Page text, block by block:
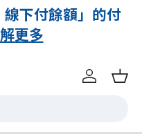
下付餘額」的付
更多
登入 購